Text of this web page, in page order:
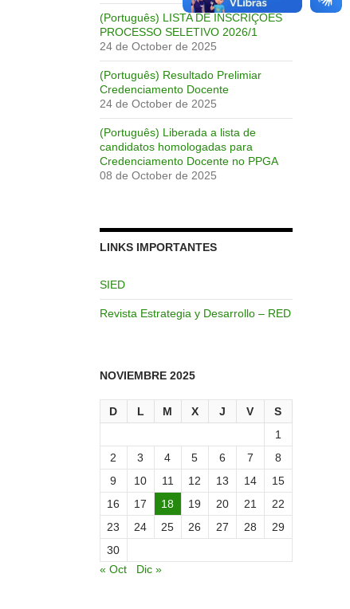
(Português) LISTA DE INSCRIÇÕES
PROCESSO SELETIVO 2026/1
24 de October de 2025
(Português) Resultado Prelimiar
Credenciamento Docente
24 de October de 2025
(Português) Liberada a lista de
candidatos homologadas para
Credenciamento Docente no PPGA
08 de October de 2025
LINKS IMPORTANTES
SIED
Revista Estrategia y Desarrollo – RED
NOVIEMBRE 2025
D L M X J V
S
1
2
3 4 5 6 7
8
9
10 11 12 13 14
15
16
17 18 19 20 21
22
23
24 25 26 27 28
29
30
« Oct
Dic »